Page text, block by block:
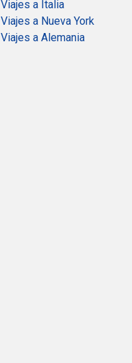
Viajes a Italia
Viajes a Nueva York
Viajes a Alemania